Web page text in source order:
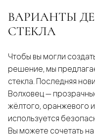
ВАРИАНТЫ
СТЕКЛА
Чтобы вы могли
решение, мы
стекла. Последняя
Волховец —
жёлтого, оранжевого
используется
Вы можете сочетать